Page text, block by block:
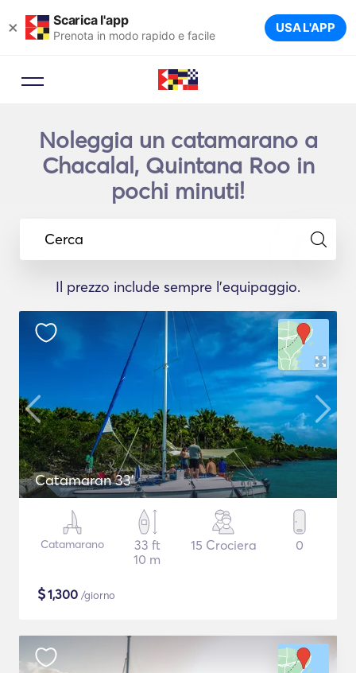
× Scarica l'app
Prenota in modo rapido e facile USA L'APP
Noleggia un catamarano a
Chacalal, Quintana Roo in
pochi minuti!
Cerca
Il prezzo include sempre l'equipaggio.
Catamaran 33'
Catamarano
33 ft
10 m
15 Crociera 0
$1,300 /giorno